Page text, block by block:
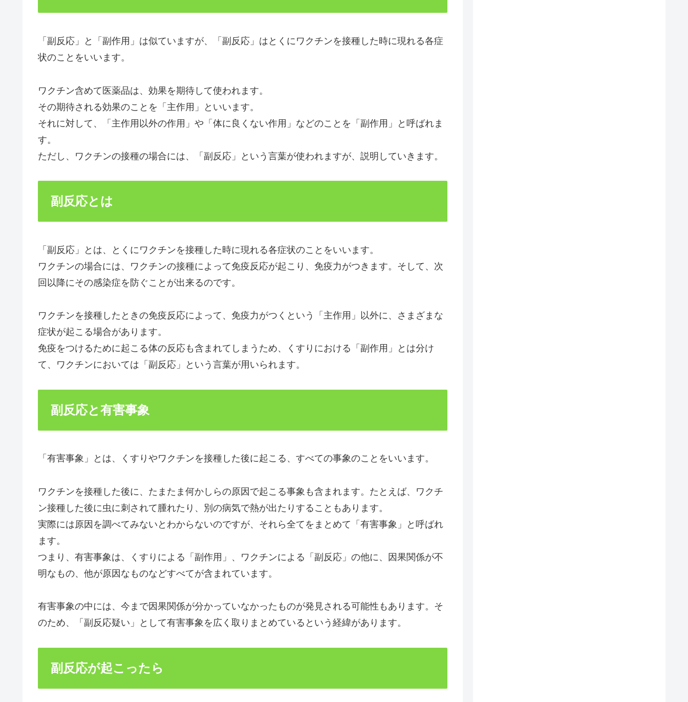
「副反応」と「副作用」は似ていますが、「副反応」はとくにワクチンを接種した時に現れる各症
状のことをいいます。
ワクチン含めて医薬品は、効果を期待して使われます。
その期待される効果のことを「主作用」といいます。
それに対して、「主作用以外の作用」や「体に良くない作用」などのことを「副作用」と呼ばれま
す。
ただし、ワクチンの接種の場合には、「副反応」という言葉が使われますが、説明していきます。
副反応とは
「副反応」とは、とくにワクチンを接種した時に現れる各症状のことをいいます。
ワクチンの場合には、ワクチンの接種によって免疫反応が起こり、免疫力がつきます。そして、次
回以降にその感染症を防ぐことが出来るのです。
ワクチンを接種したときの免疫反応によって、免疫力がつくという「主作用」以外に、さまざまな
症状が起こる場合があります。
免疫をつけるために起こる体の反応も含まれてしまうため、くすりにおける「副作用」とは分け
て、ワクチンにおいては「副反応」という言葉が用いられます。
副反応と有害事象
「有害事象」とは、くすりやワクチンを接種した後に起こる、すべての事象のことをいいます。
ワクチンを接種した後に、たまたま何かしらの原因で起こる事象も含まれます。たとえば、ワクチ
ン接種した後に虫に刺されて腫れたり、別の病気で熱が出たりすることもあります。
実際には原因を調べてみないとわからないのですが、それら全てをまとめて「有害事象」と呼ばれ
ます。
つまり、有害事象は、くすりによる「副作用」、ワクチンによる「副反応」の他に、因果関係が不
明なもの、他が原因なものなどすべてが含まれています。
有害事象の中には、今まで因果関係が分かっていなかったものが発見される可能性もあります。そ
のため、「副反応疑い」として有害事象を広く取りまとめているという経緯があります。
副反応が起こったら